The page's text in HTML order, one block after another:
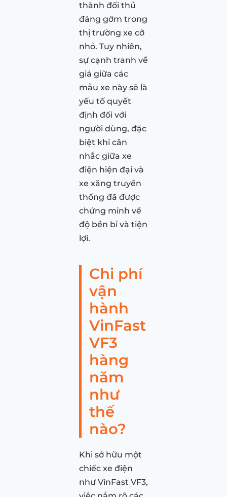
thành đối thủ
đáng gờm trong
thị trường xe cỡ
nhỏ. Tuy nhiên,
sự cạnh tranh về
giá giữa các
mẫu xe này sẽ là
yếu tố quyết
định đối với
người dùng, đặc
biệt khi cân
nhắc giữa xe
điện hiện đại và
xe xăng truyền
thống đã được
chứng minh về
độ bền bỉ và tiện
lợi.
Chi phí
vận
hành
VinFast
VF3
hàng
năm
như
thế
nào?
Khi sở hữu một
chiếc xe điện
như VinFast VF3,